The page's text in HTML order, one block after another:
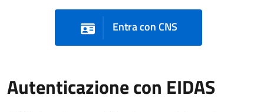
Entra con CNS
Autenticazione con EIDAS